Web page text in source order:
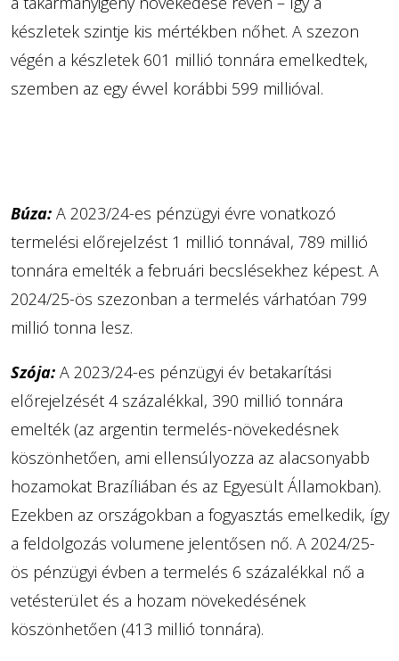
készletek szintje kis mértékben nőhet. A szezon
végén a készletek 601 millió tonnára emelkedtek,
szemben az egy évvel korábbi 599 millióval.
Búza:A 2023/24-es pénzügyi évre vonatkozó
termelési előrejelzést 1 millió tonnával, 789 millió
tonnára emelték a februári becslésekhez képest. A
2024/25-ös szezonban a termelés várhatóan 799
millió tonna lesz.
Szója:A 2023/24-es pénzügyi év betakarítási
előrejelzését 4 százalékkal, 390 millió tonnára
emelték (az argentin termelés-növekedésnek
köszönhetően, ami ellensúlyozza az alacsonyabb
hozamokat Brazíliában és az Egyesült Államokban).
Ezekben az országokban a fogyasztás emelkedik, így
a feldolgozás volumene jelentősen nő. A 2024/25-
ös pénzügyi évben a termelés 6 százalékkal nő a
vetésterület és a hozam növekedésének
köszönhetően (413 millió tonnára).